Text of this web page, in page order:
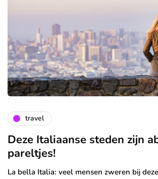
travel
Deze Italiaanse steden zijn
pareltjes!
La bella Italia: veel mensen zweren bij deze